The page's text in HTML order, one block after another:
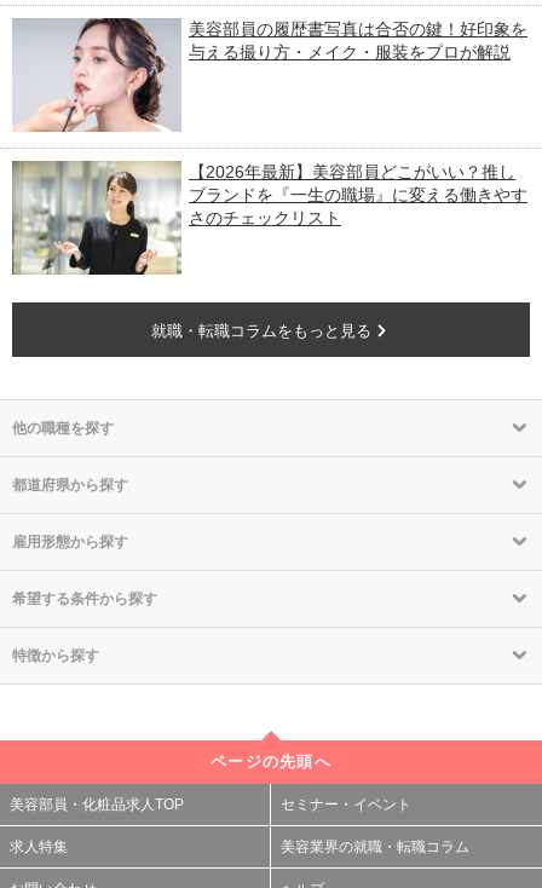
美容部員の履歴書写真は合否の鍵！好印象を
与える撮り方・メイク・服装をプロが解説
【2026年最新】美容部員どこがいい？推し
ブランドを『一生の職場』に変える働きやす
さのチェックリスト
就職・転職コラムをもっと見る
他の職種を探す
都道府県から探す
雇用形態から探す
希望する条件から探す
特徴から探す
ページの先頭へ
美容部員・化粧品求人TOP セミナー・イベント
求人特集 美容業界の就職・転職コラム